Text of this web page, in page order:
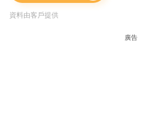
資料由客戶提供
廣告